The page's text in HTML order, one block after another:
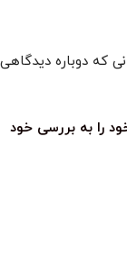
که دوباره دیدگاهی
را به بررسی خود